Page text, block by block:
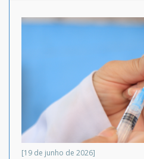
[19 de junho de 2026]